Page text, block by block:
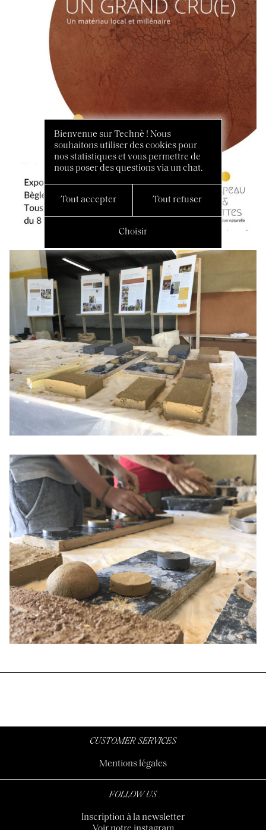
CUSTOMER SERVICES
Mentions légales
FOLLOW US
Inscription à la newsletter
Bienvenue sur Technè ! Nous
souhaitons utiliser des cookies pour
nos statistiques et vous permettre de
nous poser des questions via un chat.
Tout accepter Tout refuser
Choisir